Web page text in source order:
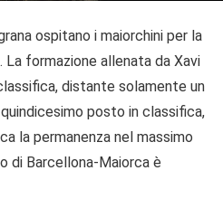
ospitano i maiorchini per la
La formazione allenata da Xavi
distante solamente un
posto in classifica,
la permanenza nel massimo
di Barcellona-Maiorca è